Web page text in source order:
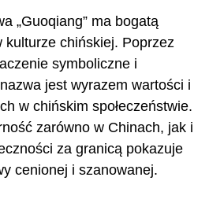
„Guoqiang” ma bogatą
kulturze chińskiej. Poprzez
symboliczne i
jest wyrazem wartości i
w chińskim społeczeństwie.
zarówno w Chinach, jak i
za granicą pokazuje
cenionej i szanowanej.